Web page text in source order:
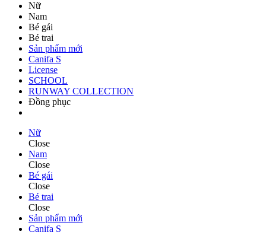
Nữ
Nam
Bé gái
Bé trai
Sản phẩm mới
Canifa S
License
SCHOOL
RUNWAY COLLECTION
Đồng phục
Nữ
Close
Nam
Close
Bé gái
Close
Bé trai
Close
Sản phẩm mới
Canifa S